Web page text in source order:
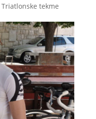
Triatlonske tekme